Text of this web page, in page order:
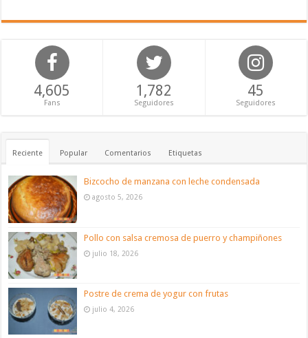
4,605
Fans
1,782
Seguidores
45
Seguidores
Reciente Popular Comentarios Etiquetas
Bizcocho de manzana con leche condensada
agosto 5, 2026
Pollo con salsa cremosa de puerro y champiñones
julio 18, 2026
Postre de crema de yogur con frutas
julio 4, 2026